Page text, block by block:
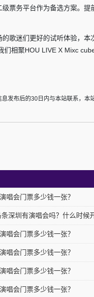
票务平台作为备选方案。提
歌迷们更好的试听体验，本
相聚HOU LIVE X Mixc
发布后的30日内与本站联系，本
唱会门票多少钱一张？
深圳有演唱会吗？什么时候
唱会门票多少钱一张？
唱会门票多少钱一张？
唱会门票多少钱一张？
唱会门票多少钱一张？